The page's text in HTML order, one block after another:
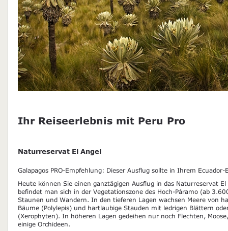
Ihr Reiseerlebnis mit Peru Pro
Naturreservat El Angel
Galapagos PRO-Empfehlung: Dieser Ausflug sollte in Ihrem
Heute können Sie einen ganztägigen Ausflug in das Naturreservat
befindet man sich in der Vegetationszone des Hoch-Páramo (ab
Staunen und Wandern. In den tieferen Lagen wachsen Meere von
Bäume (Polylepis) und hartlaubige Stauden mit ledrigen Blättern
(Xerophyten). In höheren Lagen gedeihen nur noch Flechten,
einige Orchideen.